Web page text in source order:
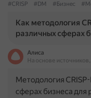
#CRISP
#DM #Бизнес
Как методология
различных сферах
Алиса
На основе
Методология
сферах бизнеса для